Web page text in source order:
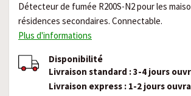
Détecteur de fumée R200S-N2 pour les
résidences secondaires. Connectable.
Plus d'informations
Disponibilité
Livraison standard : 3-4 jours
Livraison express : 1-2 jours